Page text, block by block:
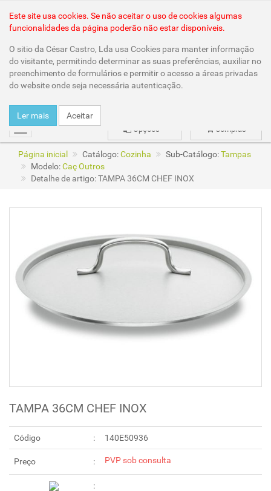
mudar Compras
Opções
Este site usa cookies. Se não aceitar o uso de cookies algumas
funcionalidades da página poderão não estar disponíveis.
O sitio da César Castro, Lda usa Cookies para manter informação
do visitante, permitindo determinar as suas preferências, auxiliar no
preenchimento de formulários e permitir o acesso a áreas privadas
do website onde seja necessária autenticação.
Ler mais Aceitar
Página inicial Catálogo:Cozinha Sub-Catálogo:Tampas
Modelo:Caç Outros
Detalhe de artigo: TAMPA 36CM CHEF INOX
TAMPA 36CM CHEF INOX
Código 140E50936
Preço PVP sob consulta